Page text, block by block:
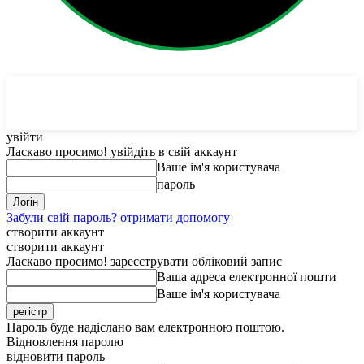
увійти
Ласкаво просимо! увійдіть в свій аккаунт
Ваше ім'я користувача
пароль
Забули свій пароль? отримати допомогу
створити аккаунт
створити аккаунт
Ласкаво просимо! зареєструвати обліковий запис
Ваша адреса електронної пошти
Ваше ім'я користувача
Пароль буде надіслано вам електронною поштою.
Відновлення паролю
відновити пароль